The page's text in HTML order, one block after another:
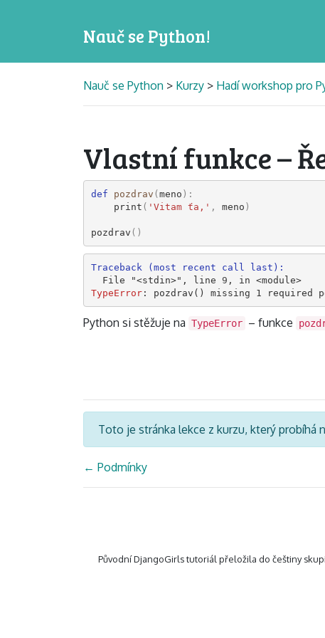
Nauč se Python!
Nauč se Python > Kurzy > Hadí workshop pro
Vlastní funkce –
def pozdrav (meno ):
print ( 'Vitam ťa,' , meno )
pozdrav ()
Traceback (most recent call last):
  File
"<stdin>" , line 9 , in <module>
TypeError: pozdrav() missing 1 required
Python si stěžuje na TypeError – funkce
Toto je stránka lekce z kurzu, který probíhá
← Podmínky
Původní DjangoGirls tutoriál přeložila do češtiny